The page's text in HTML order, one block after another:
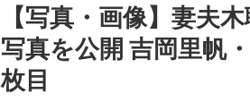
【写真・画像】妻夫
写真を公開 吉岡里帆
枚目